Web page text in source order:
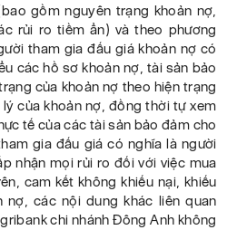
gồm nguyên trạng khoản nợ,
rủi ro tiềm ẩn) và theo phương
tham gia đấu giá khoản nợ có
các hồ sơ khoản nợ, tài sản bảo
của khoản nợ theo hiện trạng
của khoản nợ, đồng thời tự xem
tế của các tài sản bảo đảm cho
gia đấu giá có nghĩa là người
nhận mọi rủi ro đối với việc mua
cam kết không khiếu nại, khiếu
nợ, các nội dung khác liên quan
chi nhánh Đông Anh không